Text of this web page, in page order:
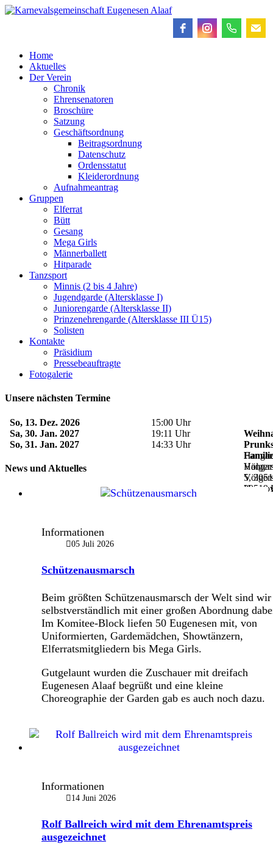
Home
Aktuelles
Der Verein
Chronik
Ehrensenatoren
Broschüre
Satzung
Geschäftsordnung
Beitragsordnung
Datenschutz
Ordensstatut
Kleiderordnung
Aufnahmeantrag
Gruppen
Elferrat
Bütt
Gesang
Mega Girls
Männerballett
Hitparade
Tanzsport
Minnis (2 bis 4 Jahre)
Jugendgarde (Altersklasse I)
Juniorengarde (Altersklasse II)
Prinzenehrengarde (Altersklasse III Ü15)
Solisten
Kontakte
Präsidium
Pressebeauftragte
Fotogalerie
Unsere nächsten Termine
So, 13. Dez. 2026
15:00 Uhr
Sa, 30. Jan. 2027
19:11 Uhr
5,
So, 31. Jan. 2027
14:33 Uhr
30519
News und Aktuelles
Informationen
05 Juli 2026
Schützenausmarsch
Beim größten Schützenausmarsch der Welt sind wir
selbstverständlich mit einer großen Abordnung
Im Komitee-Block liefen 50 Eugenesen mit, von
Uniformierten, Gardemädchen, Showtänzern,
Elferratsmitgliedern bis Mega Girls.
Gutgelaunt wurden die Zuschauer mit dreifach
Eugenesen Alaaf begrüßt und eine kleine
Choreographie der Garden gab es auch noch dazu.
Informationen
14 Juni 2026
Rolf Ballreich wird mit dem Ehrenamtspreis
ausgezeichnet